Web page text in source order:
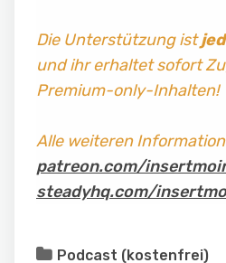
Die Unterstützung ist
und ihr erhaltet sofort
Premium-only-Inhalten!
Alle weiteren
patreon.com/
steadyhq.com/
Podcast (kostenfrei)